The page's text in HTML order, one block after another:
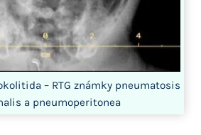
– RTG známky pneumatosis
a pneumoperitonea